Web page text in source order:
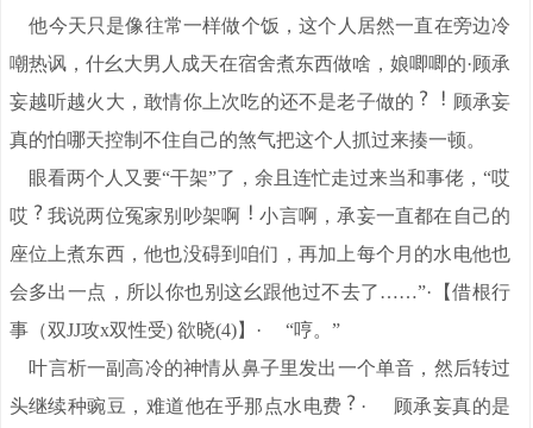
他今天只是像往常一样做个饭，这个人居然一直在旁边冷
嘲热讽，什幺大男人成天在宿舍煮东西做啥，娘唧唧的·顾承
妄越听越火大，敢情你上次吃的还不是老子做的
顾承妄
真的怕哪天控制不住自己的煞气把这个人抓过来揍一顿。
眼看两个人又要“干架”了，余且连忙走过来当和事佬，“哎
哎
我说两位冤家别吵架啊
小言啊，承妄一直都在自己的
座位上煮东西，他也没碍到咱们，再加上每个月的水电他也
会多出一点，所以你也别这幺跟他过不去了……”·【借根行
事（双JJ攻x双性受) 欲晓(4)】· “哼。”
叶言析一副高冷的神情从鼻子里发出一个单音，然后转过
头继续种豌豆，难道他在乎那点水电费
· 顾承妄真的是